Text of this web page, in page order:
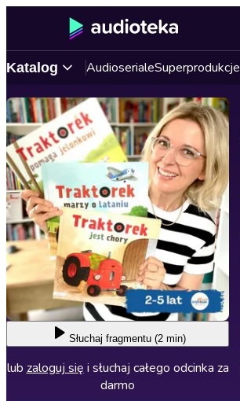
Katalog AudioserialeSuperprodukcje
Słuchaj fragmentu (2 min)
lub zaloguj się i słuchaj całego odcinka za
darmo